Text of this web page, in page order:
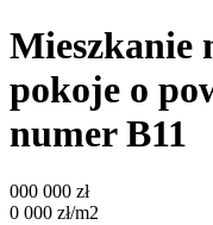
Mieszkanie
pokoje o
numer B11
000 000 zł
0 000 zł/m2